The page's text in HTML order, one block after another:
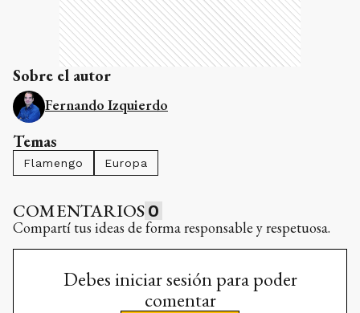
Sobre el autor
Fernando Izquierdo
Temas
Flamengo Europa
COMENTARIOS 0
Compartí tus ideas de forma responsable y respetuosa.
Debes iniciar sesión para poder
comentar